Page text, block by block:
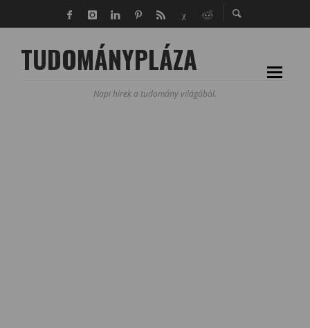
TUDOMÁNYPLÁZA
Napi hírek a tudomány világából.